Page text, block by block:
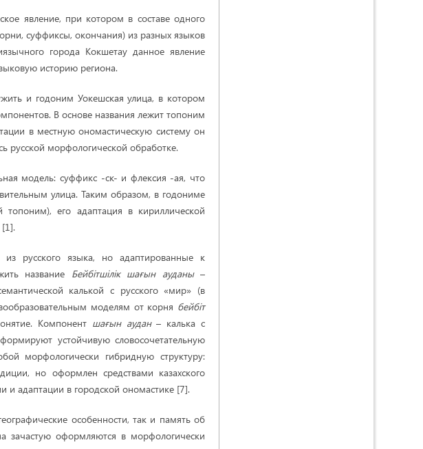
явление, при котором в составе одного
суффиксы, окончания) из разных языков
города Кокшетау данное явление
историю региона.
и годоним Уокешская улица, в котором
В основе названия лежит топоним
в местную ономастическую систему он
русской морфологической обработке.
модель: суффикс -ск- и флексия -ая, что
улица. Таким образом, в годониме
топоним), его адаптация в кириллической
русского языка, но адаптированные к
название Бейбітшілік шағын ауданы–
калькой с русского «мир» (в
моделям от корня бейбіт
Компонент шағын аудан– калька с
устойчивую словосочетательную
морфологически гибридную структуру:
но оформлен средствами казахского
и адаптации в городской ономастике [7].
особенности, так и память об
зачастую оформляются в морфологически